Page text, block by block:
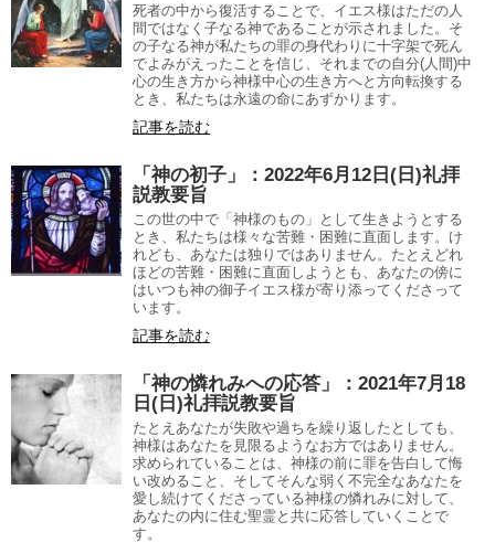
死者の中から復活することで、イエス様はただの人
間ではなく子なる神であることが示されました。そ
の子なる神が私たちの罪の身代わりに十字架で死ん
でよみがえったことを信じ、それまでの自分(人間)中
心の生き方から神様中心の生き方へと方向転換する
とき、私たちは永遠の命にあずかります。
記事を読む
「神の初子」：2022年6月12日(日)礼拝
説教要旨
この世の中で「神様のもの」として生きようとする
とき、私たちは様々な苦難・困難に直面します。け
れども、あなたは独りではありません。たとえどれ
ほどの苦難・困難に直面しようとも、あなたの傍に
はいつも神の御子イエス様が寄り添ってくださって
います。
記事を読む
「神の憐れみへの応答」：2021年7月18
日(日)礼拝説教要旨
たとえあなたが失敗や過ちを繰り返したとしても、
神様はあなたを見限るようなお方ではありません。
求められていることは、神様の前に罪を告白して悔
い改めること、そしてそんな弱く不完全なあなたを
愛し続けてくださっている神様の憐れみに対して、
あなたの内に住む聖霊と共に応答していくことで
す。